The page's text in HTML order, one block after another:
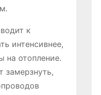
к
интенсивнее,
отопление․
замерзнуть,